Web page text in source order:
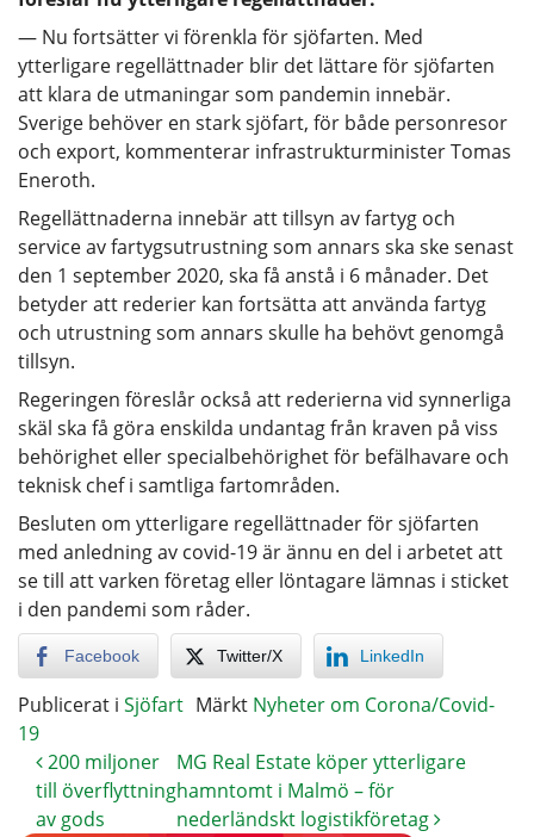
— Nu fortsätter vi förenkla för sjöfarten. Med
ytterligare regellättnader blir det lättare för sjöfarten
att klara de utmaningar som pandemin innebär.
Sverige behöver en stark sjöfart, för både personresor
och export, kommenterar infrastrukturminister Tomas
Eneroth.
Regellättnaderna innebär att tillsyn av fartyg och
service av fartygsutrustning som annars ska ske senast
den 1 september 2020, ska få anstå i 6 månader. Det
betyder att rederier kan fortsätta att använda fartyg
och utrustning som annars skulle ha behövt genomgå
tillsyn.
Regeringen föreslår också att rederierna vid synnerliga
skäl ska få göra enskilda undantag från kraven på viss
behörighet eller specialbehörighet för befälhavare och
teknisk chef i samtliga fartområden.
Besluten om ytterligare regellättnader för sjöfarten
med anledning av covid-19 är ännu en del i arbetet att
se till att varken företag eller löntagare lämnas i sticket
i den pandemi som råder.
Facebook Twitter/X LinkedIn
Publicerat i Sjöfart Märkt Nyheter om Corona/Covid-
19
200 miljoner
till överflyttning
av gods
MG Real Estate köper ytterligare
hamntomt i Malmö – för
nederländskt logistikföretag